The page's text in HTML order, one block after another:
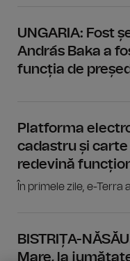
UNGARIA: Fost
András Baka a
funcția de
Platforma
cadastru și
redevină
În primele zile, e-Terra
BISTRIȚA-
Mare, la